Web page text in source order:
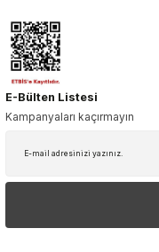
E-Bülten Listesi
Kampanyaları kaçırmayın